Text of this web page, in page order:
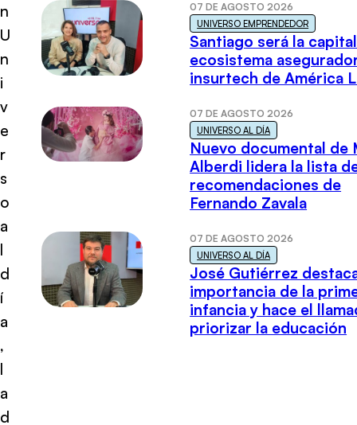
n
U
n
i
v
e
r
s
o
a
l
d
í
a
,
l
a
d
07 DE AGOSTO 2026
UNIVERSO EMPRENDEDOR
Santiago será la
ecosistema
insurtech de América
07 DE AGOSTO 2026
UNIVERSO AL DÍA
Nuevo documental de
Alberdi lidera la lista
recomendaciones de
Fernando Zavala
07 DE AGOSTO 2026
UNIVERSO AL DÍA
José Gutiérrez
importancia de la
infancia y hace el
priorizar la educación